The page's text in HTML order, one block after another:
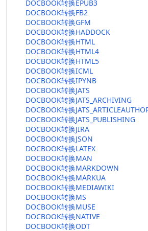
DOCBOOK转换EPUB3
DOCBOOK转换FB2
DOCBOOK转换GFM
DOCBOOK转换HADDOCK
DOCBOOK转换HTML
DOCBOOK转换HTML4
DOCBOOK转换HTML5
DOCBOOK转换ICML
DOCBOOK转换IPYNB
DOCBOOK转换JATS
DOCBOOK转换JATS_ARCHIVING
DOCBOOK转换
DOCBOOK转换JATS_PUBLISHING
DOCBOOK转换JIRA
DOCBOOK转换JSON
DOCBOOK转换LATEX
DOCBOOK转换MAN
DOCBOOK转换MARKDOWN
DOCBOOK转换MARKUA
DOCBOOK转换MEDIAWIKI
DOCBOOK转换MS
DOCBOOK转换MUSE
DOCBOOK转换NATIVE
DOCBOOK转换ODT